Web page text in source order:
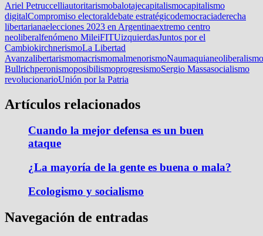
Ariel Petruccelliautoritarismobalotajecapitalismocapitalismo
digitalCompromiso electoraldebate estratégicodemocraciaderecha
libertarianaelecciones 2023 en Argentinaextremo centro
neoliberalfenómeno MileiFITUizquierdasJuntos por el
CambiokirchnerismoLa Libertad
AvanzalibertarismomacrismomalmenorismoNaumaquianeoliberalismo
BullrichperonismoposibilismoprogresismoSergio Massasocialismo
revolucionarioUnión por la Patria
Artículos relacionados
Cuando la mejor defensa es un buen
ataque
¿La mayoría de la gente es buena o mala?
Ecologismo y socialismo
Navegación de entradas